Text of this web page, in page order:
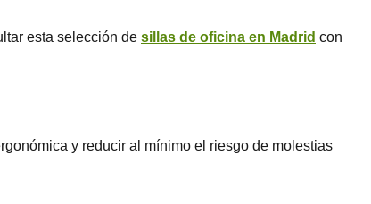
esta selección de sillas de oficina en Madrid con
y reducir al mínimo el riesgo de molestias